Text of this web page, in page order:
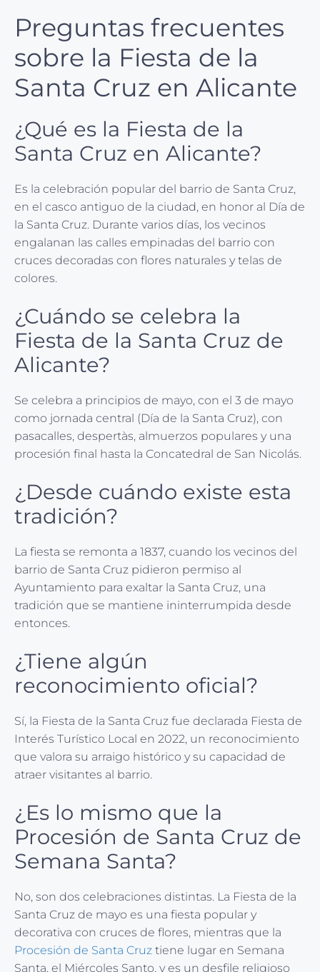
Preguntas frecuentes
sobre la Fiesta de la
Santa Cruz en Alicante
¿Qué es la Fiesta de la
Santa Cruz en Alicante?
Es la celebración popular del barrio de Santa Cruz,
en el casco antiguo de la ciudad, en honor al Día de
la Santa Cruz. Durante varios días, los vecinos
engalanan las calles empinadas del barrio con
cruces decoradas con flores naturales y telas de
colores.
¿Cuándo se celebra la
Fiesta de la Santa Cruz de
Alicante?
Se celebra a principios de mayo, con el 3 de mayo
como jornada central (Día de la Santa Cruz), con
pasacalles, despertàs, almuerzos populares y una
procesión final hasta la Concatedral de San Nicolás.
¿Desde cuándo existe esta
tradición?
La fiesta se remonta a 1837, cuando los vecinos del
barrio de Santa Cruz pidieron permiso al
Ayuntamiento para exaltar la Santa Cruz, una
tradición que se mantiene ininterrumpida desde
entonces.
¿Tiene algún
reconocimiento oficial?
Sí, la Fiesta de la Santa Cruz fue declarada Fiesta de
Interés Turístico Local en 2022, un reconocimiento
que valora su arraigo histórico y su capacidad de
atraer visitantes al barrio.
¿Es lo mismo que la
Procesión de Santa Cruz de
Semana Santa?
No, son dos celebraciones distintas. La Fiesta de la
Santa Cruz de mayo es una fiesta popular y
decorativa con cruces de flores, mientras que la
Procesión de Santa Cruz tiene lugar en Semana
Santa, el Miércoles Santo, y es un desfile religioso